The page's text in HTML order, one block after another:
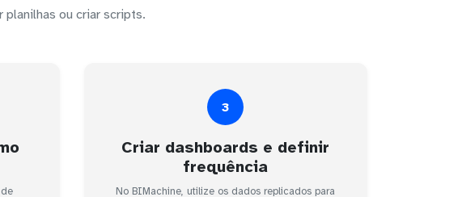
ou criar scripts.
3
Criar dashboards e definir
frequência
No BIMachine, utilize os dados replicados para